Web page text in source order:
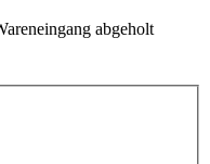
abgeholt